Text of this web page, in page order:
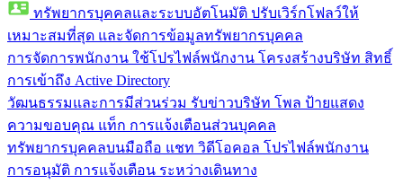
ทรัพยากรบุคคลและระบบอัตโนมัติ ปรับเวิร์กโฟลว์ให้
เหมาะสมที่สุด และจัดการข้อมูลทรัพยากรบุคคล
การจัดการพนักงาน ใช้โปรไฟล์พนักงาน โครงสร้างบริษัท สิทธิ์
การเข้าถึง Active Directory
วัฒนธรรมและการมีส่วนร่วม รับข่าวบริษัท โพล ป้ายแสดง
ความขอบคุณ แท็ก การแจ้งเตือนส่วนบุคคล
ทรัพยากรบุคคลบนมือถือ แชท วิดีโอคอล โปรไฟล์พนักงาน
การอนุมัติ การแจ้งเตือน ระหว่างเดินทาง